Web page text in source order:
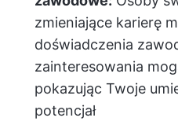
zmieniające karierę
doświadczenia
zainteresowania
pokazując Twoje
potencjał